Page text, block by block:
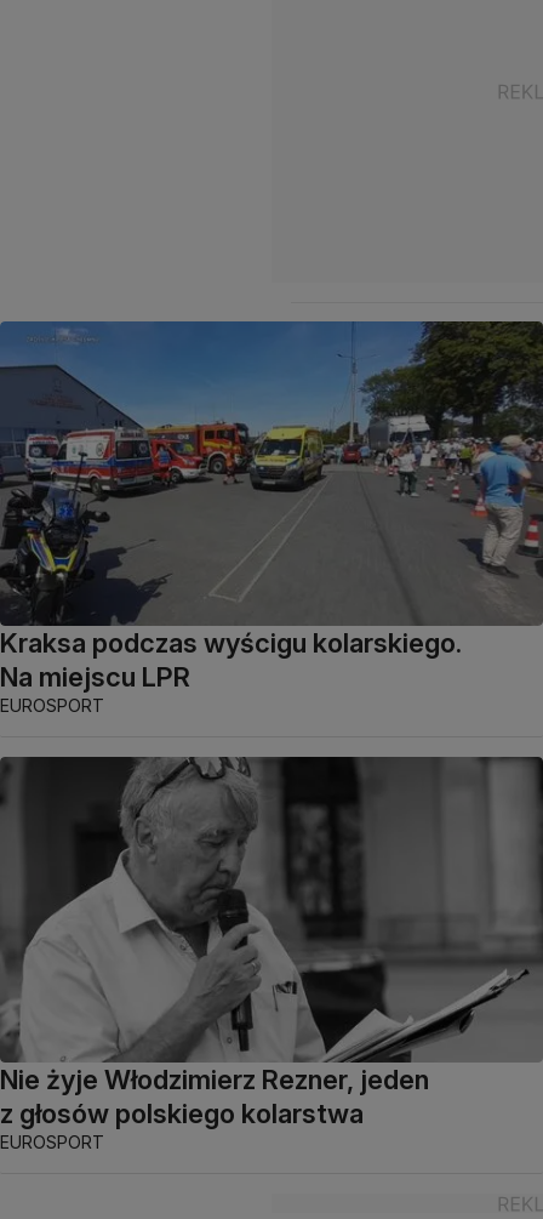
Kraksa podczas wyścigu kolarskiego.
Na miejscu LPR
EUROSPORT
Nie żyje Włodzimierz Rezner, jeden
z głosów polskiego kolarstwa
EUROSPORT